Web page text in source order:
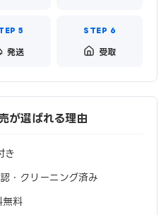
発送 受取
選ばれる理由
き
・クリーニング済み
無料